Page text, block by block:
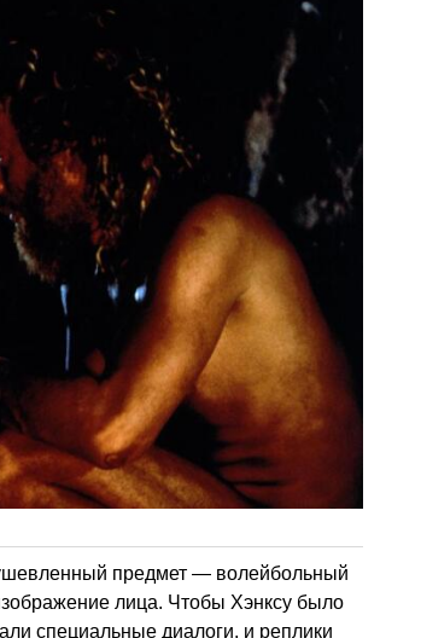
предмет — волейбольный
лица. Чтобы Хэнксу было
специальные диалоги, и реплики